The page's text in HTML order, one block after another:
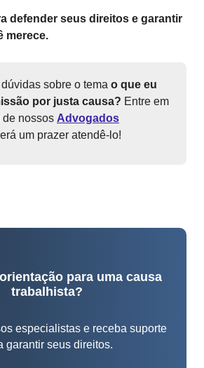
defender seus direitos e garantir
merece.
sobre o tema o que eu
por justa causa? Entre em
de nossos Advogados
um prazer atendê-lo!
para uma causa
trabalhista?
especialistas e receba suporte
garantir seus direitos.